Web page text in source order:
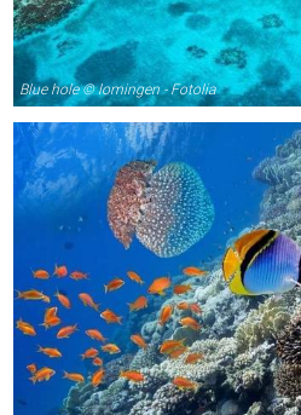
Blue hole © lomingen - Fotolia